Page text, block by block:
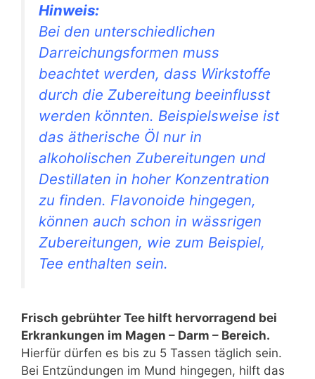
Hinweis:
Bei den unterschiedlichen
Darreichungsformen muss
beachtet werden, dass Wirkstoffe
durch die Zubereitung beeinflusst
werden könnten. Beispielsweise ist
das ätherische Öl nur in
alkoholischen Zubereitungen und
Destillaten in hoher Konzentration
zu finden. Flavonoide hingegen,
können auch schon in wässrigen
Zubereitungen, wie zum Beispiel,
Tee enthalten sein.
Frisch gebrühter Tee hilft hervorragend bei
Erkrankungen im Magen – Darm – Bereich.
Hierfür dürfen es bis zu 5 Tassen täglich sein.
Bei Entzündungen im Mund hingegen, hilft das